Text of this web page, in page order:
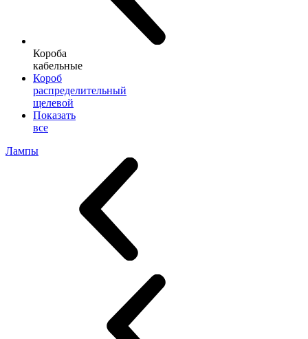
Короба
кабельные
Короб
распределительный
щелевой
Показать
все
Лампы